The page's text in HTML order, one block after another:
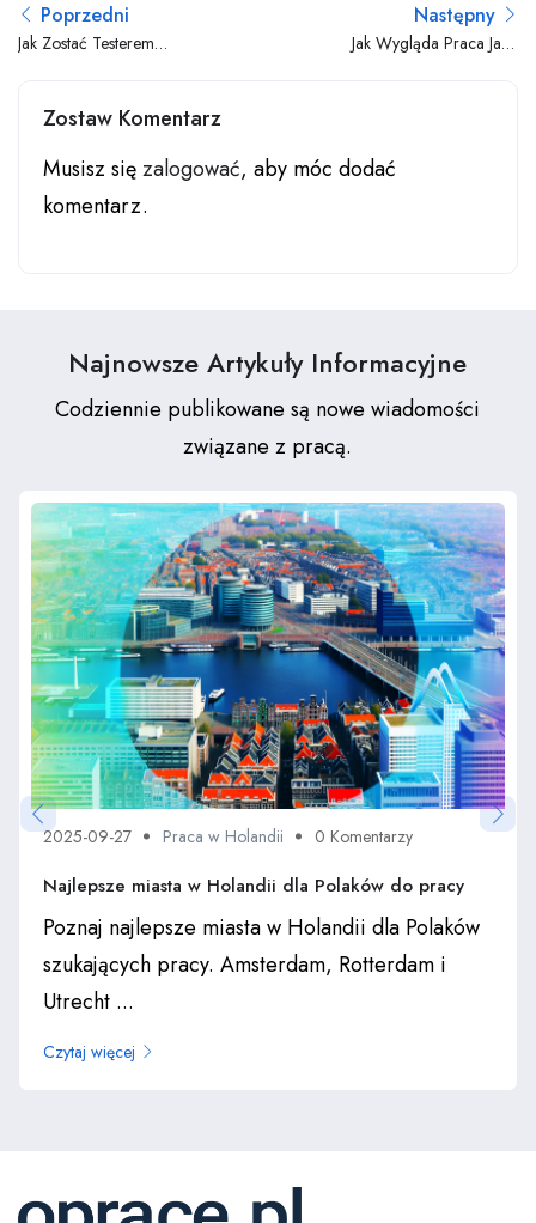
Poprzedni
Jak Zostać Testerem
Następny
Jak Wygląda Praca Jako
Zostaw Komentarz
Musisz sięzalogować, aby móc dodać
komentarz.
Najnowsze Artykuły Informacyjne
Codziennie publikowane są nowe wiadomości
związane z pracą.
2025-09-27 Praca w Holandii 0 Komentarzy
Najlepsze miasta w Holandii dla Polaków do pracy
Poznaj najlepsze miasta w Holandii dla Polaków
szukających pracy. Amsterdam, Rotterdam i
Utrecht ...
Czytaj więcej